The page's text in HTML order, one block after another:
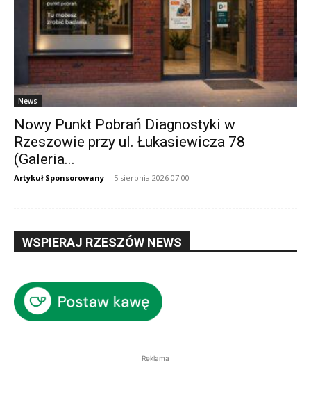
News
Nowy Punkt Pobrań Diagnostyki w
Rzeszowie przy ul. Łukasiewicza 78
(Galeria...
Artykuł Sponsorowany - 5 sierpnia 2026 07:00
WSPIERAJ RZESZÓW NEWS
Reklama